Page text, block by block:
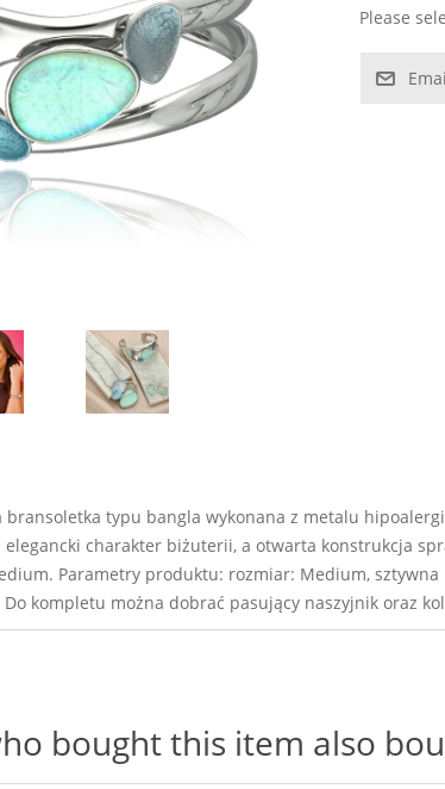
Please
typu bangla wykonana z metalu
charakter biżuterii, a otwarta konstrukcja
Parametry produktu: rozmiar: Medium,
kompletu można dobrać pasujący naszyjnik oraz
bought this item also